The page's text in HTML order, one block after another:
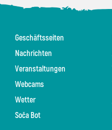
Geschäftsseiten
Nachrichten
Veranstaltungen
Webcams
Wetter
Soča Bot